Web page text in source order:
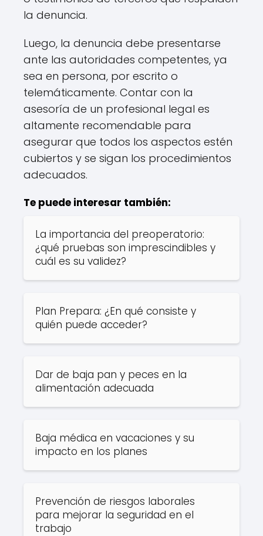
la denuncia.
Luego, la denuncia debe presentarse
ante las autoridades competentes, ya
sea en persona, por escrito o
telemáticamente. Contar con la
asesoría de un profesional legal es
altamente recomendable para
asegurar que todos los aspectos estén
cubiertos y se sigan los procedimientos
adecuados.
Te puede interesar también:
La importancia del preoperatorio:
¿qué pruebas son imprescindibles y
cuál es su validez?
Plan Prepara: ¿En qué consiste y
quién puede acceder?
Dar de baja pan y peces en la
alimentación adecuada
Baja médica en vacaciones y su
impacto en los planes
Prevención de riesgos laborales
para mejorar la seguridad en el
trabajo